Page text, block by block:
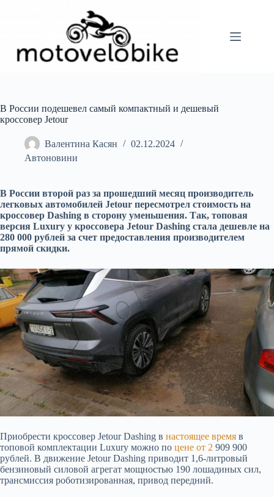
В России подешевел самый компактный и дешевый
кроссовер Jetour
Валентина Касян
02.12.2024
Автоновини
В России второй раз за прошедший месяц производитель
легковых автомобилей Jetour пересмотрел стоимость на
кроссовер Dashing в сторону уменьшения. Так, топовая
версия Luxury у кроссовера Jetour Dashing стала дешевле на
280 000 рублей за счет предоставления производителем
прямой скидки.
Приобрести кроссовер Jetour Dashing в настоящее время в
топовой комплектации Luxury можно по цене от 2 909 900
рублей. В движение Jetour Dashing приводит 1,6-литровый
бензиновый силовой агрегат мощностью 190 лошадиных сил,
трансмиссия роботизированная, привод передний.